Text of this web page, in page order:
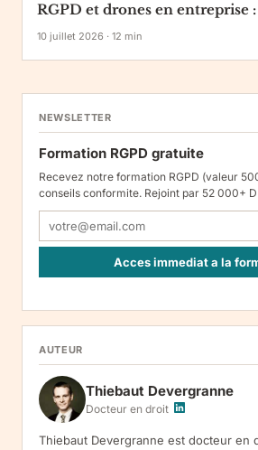
RGPD et drones en entreprise
10 juillet 2026 · 12 min
NEWSLETTER
Formation RGPD gratuite
Recevez notre formation RGPD (valeur
conseils conformite. Rejoint par 52 000+
Acces immediat a la
05120, Lituanie. Finalite : inscription a la
de nos communications. Base legale :
(hebergement), Amazon SES (envoi des
jusqu'a desinscription. Droits : acces,
limitation, opposition, portabilite --
Reclamation :.
AUTEUR
Thiebaut Devergranne
Docteur en droit
Thiebaut Devergranne est docteur en